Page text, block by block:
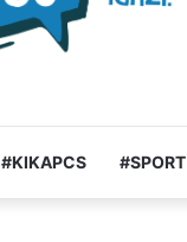
#KIKAPCS #SPORT